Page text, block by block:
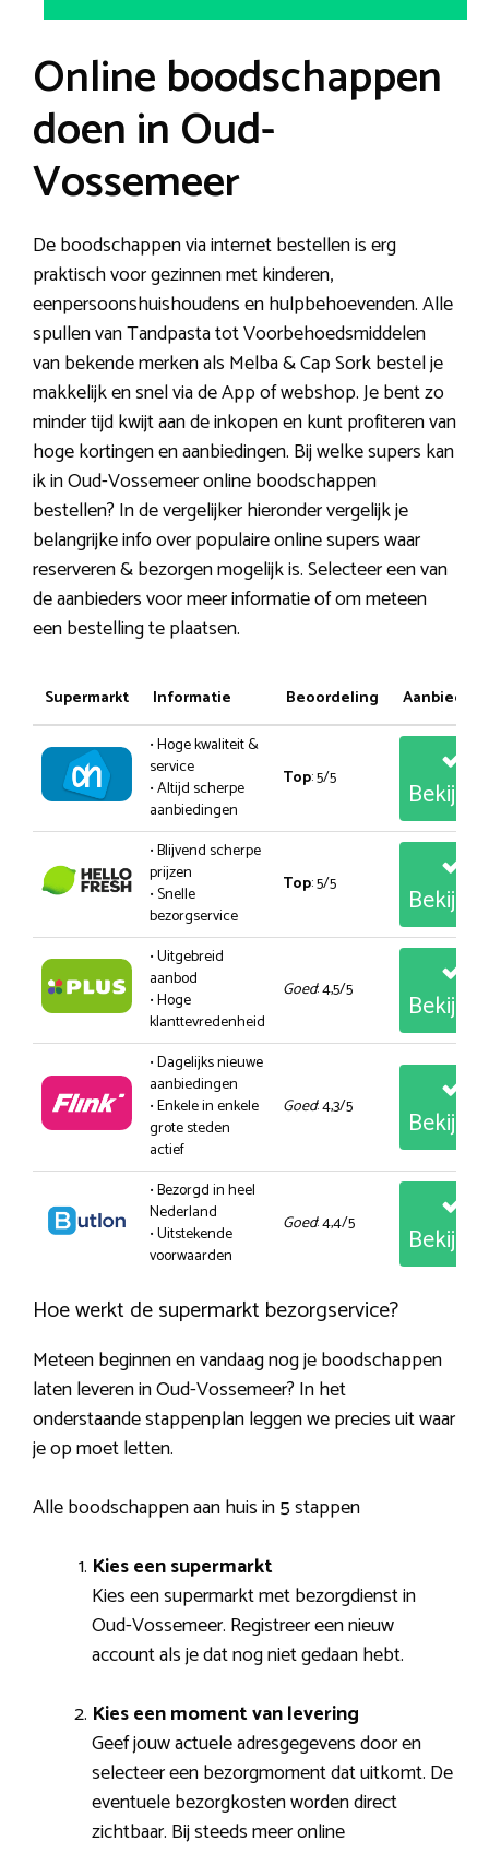
Online boodschappen
doen in Oud-
Vossemeer
De boodschappen via internet bestellen is erg
praktisch voor gezinnen met kinderen,
eenpersoonshuishoudens en hulpbehoevenden. Alle
spullen van Tandpasta tot Voorbehoedsmiddelen
van bekende merken als Melba & Cap Sork bestel je
makkelijk en snel via de App of webshop. Je bent zo
minder tijd kwijt aan de inkopen en kunt profiteren van
hoge kortingen en aanbiedingen. Bij welke supers kan
ik in Oud-Vossemeer online boodschappen
bestellen? In de vergelijker hieronder vergelijk je
belangrijke info over populaire online supers waar
reserveren & bezorgen mogelijk is. Selecteer een van
de aanbieders voor meer informatie of om meteen
een bestelling te plaatsen.
Supermarkt Informatie Beoordeling
• Hoge kwaliteit &
service
• Altijd scherpe
aanbiedingen
Top: 5/5
• Blijvend scherpe
prijzen
• Snelle
bezorgservice
Top: 5/5
• Uitgebreid
aanbod
• Hoge
klanttevredenheid
Goed: 4,5/5
• Dagelijks nieuwe
aanbiedingen
• Enkele in enkele
grote steden
actief
Goed: 4,3/5
• Bezorgd in heel
Nederland
• Uitstekende
voorwaarden
Goed: 4,4/5
Hoe werkt de supermarkt bezorgservice?
Meteen beginnen en vandaag nog je boodschappen
laten leveren in Oud-Vossemeer? In het
onderstaande stappenplan leggen we precies uit waar
je op moet letten.
Alle boodschappen aan huis in 5 stappen
Kies een supermarkt
Kies een supermarkt met bezorgdienst in
Oud-Vossemeer. Registreer een nieuw
account als je dat nog niet gedaan hebt.
Kies een moment van levering
Geef jouw actuele adresgegevens door en
selecteer een bezorgmoment dat uitkomt. De
eventuele bezorgkosten worden direct
zichtbaar. Bij steeds meer online